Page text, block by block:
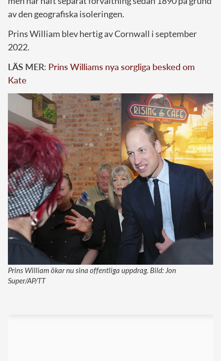
av den geografiska isoleringen.
Prins William blev hertig av Cornwall i september
2022.
LÄS MER: Prins Williams nya sorgliga besked om
Kate
Prins William ökar nu sina offentliga uppdrag. Bild: Jon
Super/AP/TT